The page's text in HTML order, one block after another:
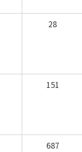
28
151
687